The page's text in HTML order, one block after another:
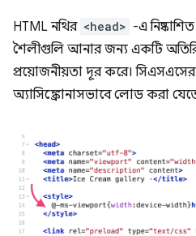
HTML নথির <head> -এ
শৈলীগুলি আনার জন্য একটি
প্রয়োজনীয়তা দূর করে। সিএসএসের
অ্যাসিঙ্ক্রোনাসভাবে লোড করা